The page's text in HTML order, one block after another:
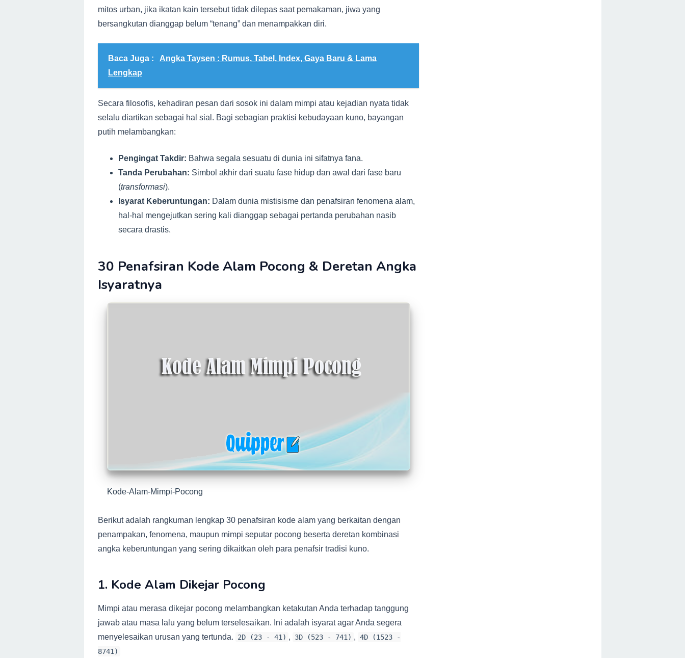
mitos urban, jika ikatan kain tersebut tidak dilepas saat pemakaman, jiwa yang
bersangkutan dianggap belum “tenang” dan menampakkan diri.
Baca Juga :
Angka Taysen : Rumus, Tabel, Index, Gaya Baru & Lama
Lengkap
Secara filosofis, kehadiran pesan dari sosok ini dalam mimpi atau kejadian nyata tidak
selalu diartikan sebagai hal sial. Bagi sebagian praktisi kebudayaan kuno, bayangan
putih melambangkan:
Pengingat Takdir: Bahwa segala sesuatu di dunia ini sifatnya fana.
Tanda Perubahan: Simbol akhir dari suatu fase hidup dan awal dari fase baru
(transformasi).
Isyarat Keberuntungan: Dalam dunia mistisisme dan penafsiran fenomena alam,
hal-hal mengejutkan sering kali dianggap sebagai pertanda perubahan nasib
secara drastis.
30 Penafsiran Kode Alam Pocong & Deretan Angka
Isyaratnya
Kode-Alam-Mimpi-Pocong
Berikut adalah rangkuman lengkap 30 penafsiran kode alam yang berkaitan dengan
penampakan, fenomena, maupun mimpi seputar pocong beserta deretan kombinasi
angka keberuntungan yang sering dikaitkan oleh para penafsir tradisi kuno.
1. Kode Alam Dikejar Pocong
Mimpi atau merasa dikejar pocong melambangkan ketakutan Anda terhadap tanggung
jawab atau masa lalu yang belum terselesaikan. Ini adalah isyarat agar Anda segera
menyelesaikan urusan yang tertunda.
2D (23 - 41) , 3D (523 - 741) , 4D (1523 -
8741)